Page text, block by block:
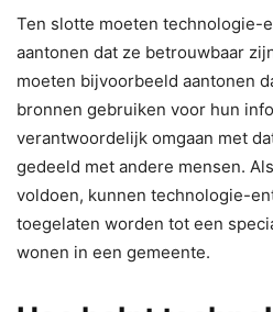
Ten slotte moeten technologie-
aantonen dat ze betrouwbaar
moeten bijvoorbeeld aantonen
bronnen gebruiken voor hun
verantwoordelijk omgaan met
gedeeld met andere mensen.
voldoen, kunnen technologie-
toegelaten worden tot een
wonen in een gemeente.